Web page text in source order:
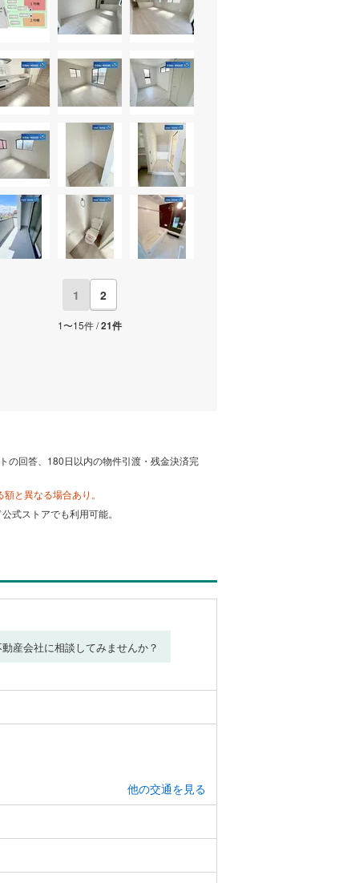
1 2
1〜15件 /21件
の回答、180日以内の物件引渡・残金決済完
と異なる場合あり。
式ストアでも利用可能。
産会社に相談してみませんか？
他の交通を見る